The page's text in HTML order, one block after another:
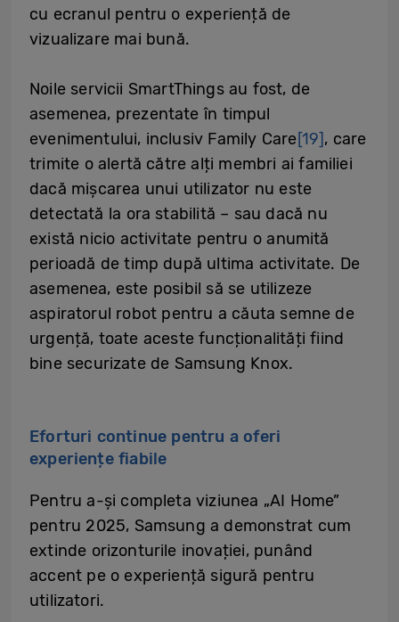
cu ecranul pentru o experiență de
vizualizare mai bună.
Noile servicii SmartThings au fost, de
asemenea, prezentate în timpul
evenimentului, inclusiv Family Care[19], care
trimite o alertă către alți membri ai familiei
dacă mișcarea unui utilizator nu este
detectată la ora stabilită – sau dacă nu
există nicio activitate pentru o anumită
perioadă de timp după ultima activitate. De
asemenea, este posibil să se utilizeze
aspiratorul robot pentru a căuta semne de
urgență, toate aceste funcționalități fiind
bine securizate de Samsung Knox.
Eforturi continue pentru a oferi
experiențe fiabile
Pentru a-și completa viziunea „AI Home”
pentru 2025, Samsung a demonstrat cum
extinde orizonturile inovației, punând
accent pe o experiență sigură pentru
utilizatori.